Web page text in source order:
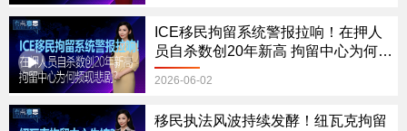
ICE移民拘留系统警报拉响！在押人
员自杀数创20年新高 拘留中心为何频
现悲剧？
2026-06-02
移民执法风波持续发酵！纽瓦克拘留